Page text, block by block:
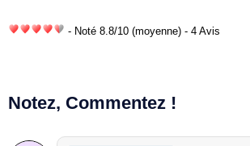
- Noté 8.8/10 (moyenne) - 4 Avis
Notez, Commentez !